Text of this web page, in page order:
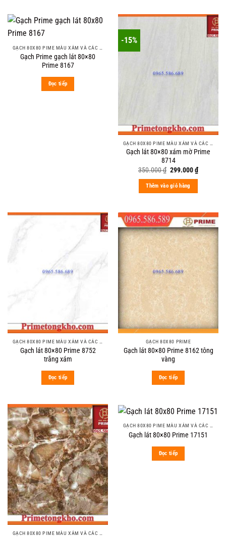
Gạch Prime gạch lát 80×80
Prime 8167
Đọc tiếp
-15%
Gạch lát 80×80 xám mờ Prime
8714
350.000₫ Original
was:
350.000 ₫.
299.000₫Current
price
Thêm vào giỏ hàng
Gạch lát 80×80 Prime 8752
trắng xám
Đọc tiếp
GẠCH 80X80 PRIME
Gạch lát 80×80 Prime 8162 tông
vàng
Đọc tiếp
GẠCH 80X80 PIME MÀU XÁM VÀ CÁC MÀU VÂN SÁNG NHẸ
Gạch lát 80×80 Prime 17151
Đọc tiếp